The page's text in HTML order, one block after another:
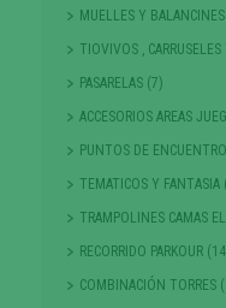
MUELLES Y
TIOVIVOS ,
PASARELAS (7)
ACCESORIOS AREAS
PUNTOS DE
TEMATICOS Y FANTASIA
TRAMPOLINES CAMAS
RECORRIDO PARKOUR
COMBINACIÓN TORRES